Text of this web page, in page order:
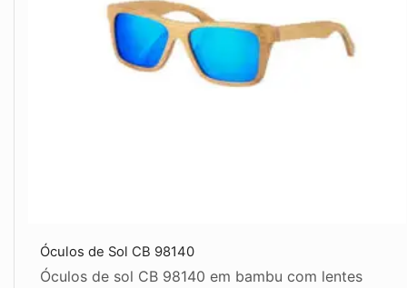
Óculos de Sol CB 98140
Óculos de sol CB 98140 em bambu com lentes